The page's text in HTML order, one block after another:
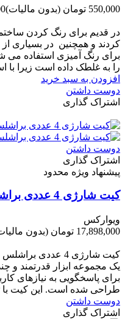
550,000 تومان (بدون مالیات)
در قدیم برای رنگ کردن
کردند و همچنین در بسیاری از
برای رنگ آمیزی استفاده می
را به غلطک داده است زیرا با
افزودن به سبد خرید
دوست داشتن
اشتراک گذاری
دوست داشتن
اشتراک گذاری
پیشنهاد ویژه محدود
کیت شارژی 4 عددی براشلس ویوارکس VR2404-BCK
ویوارکس
17,898,000 تومان
(بدون
یک مجموعه ابزار قدرتمند
برای پاسخگویی به نیازهای
طراحی شده است. این کیت با
دوست داشتن
اشتراک گذاری